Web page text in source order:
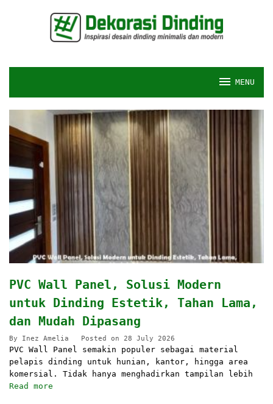
MENU
Inspirasi
Dekorasi
Dinding
Rumah
PVC Wall Panel, Solusi Modern
untuk Dinding Estetik, Tahan Lama,
dan Mudah Dipasang
By Inez Amelia Posted on 28 July 2026
PVC Wall Panel semakin populer sebagai material
pelapis dinding untuk hunian, kantor, hingga area
komersial. Tidak hanya menghadirkan tampilan lebih
Read more